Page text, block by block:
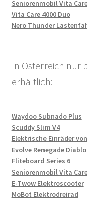
Seniorenmobil Vita
Vita Care 4000 Duo
Nero Thunder
In Österreich nur
erhältlich:
Waydoo Subnado Plus
Scuddy Slim V4
Elektrische Einräder
Evolve Renegade Diablo
Fliteboard Series 6
Seniorenmobil Vita
E-Twow Elektroscooter
MoBot Elektrodreirad